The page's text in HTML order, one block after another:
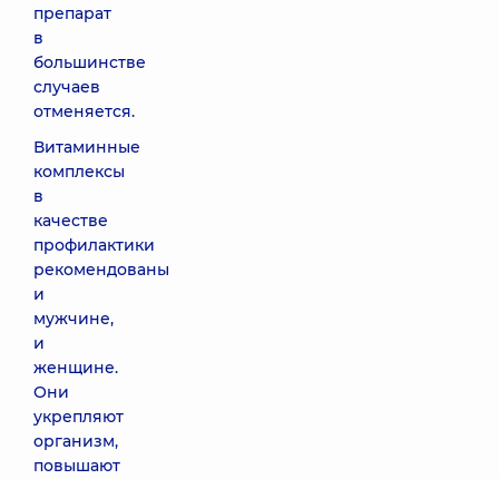
препарат
в
большинстве
случаев
отменяется.
Витаминные
комплексы
в
качестве
профилактики
рекомендованы
и
мужчине,
и
женщине.
Они
укрепляют
организм,
повышают